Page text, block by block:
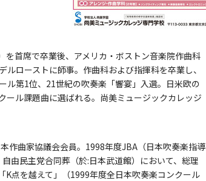
首席で卒業後、アメリカ・ボストン音楽院作曲科
ローストに師事。作曲科および指揮科を卒業し、
ル第1位、21世紀の吹奏楽「響宴」入選。日米欧の
ル課題曲に選ばれる。尚美ミュージックカレッジ
作曲家協議会会員。1998年度JBA（日本吹奏楽指導
由民主党合同葬（於:日本武道館）において、総理
点を越えて」（1999年度全日本吹奏楽コンクール